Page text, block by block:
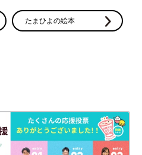
たまひよの絵本